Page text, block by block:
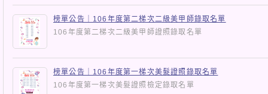
榜單公告｜106年度第二梯次二級美甲師錄取名單
106年度第二梯次二級美甲師證照錄取名單
榜單公告｜106年度第一梯次美髮證照錄取名單
106年度第一梯次美髮證照檢定錄取名單